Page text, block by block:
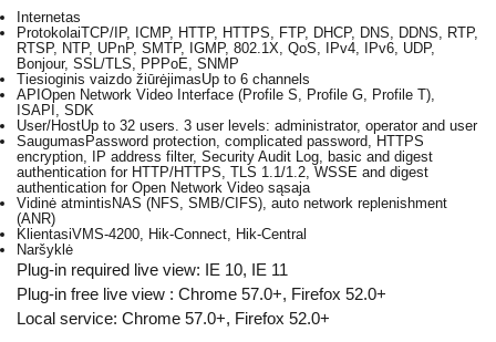
Internetas
ProtokolaiTCP/IP, ICMP, HTTP, HTTPS, FTP, DHCP, DNS, DDNS, RTP,
RTSP, NTP, UPnP, SMTP, IGMP, 802.1X, QoS, IPv4, IPv6, UDP,
Bonjour, SSL/TLS, PPPoE, SNMP
Tiesioginis vaizdo žiūrėjimasUp to 6 channels
APIOpen Network Video Interface (Profile S, Profile G, Profile T),
ISAPI, SDK
User/HostUp to 32 users. 3 user levels: administrator, operator and user
SaugumasPassword protection, complicated password, HTTPS
encryption, IP address filter, Security Audit Log, basic and digest
authentication for HTTP/HTTPS, TLS 1.1/1.2, WSSE and digest
authentication for Open Network Video sąsaja
Vidinė atmintisNAS (NFS, SMB/CIFS), auto network replenishment
(ANR)
KlientasiVMS-4200, Hik-Connect, Hik-Central
Naršyklė
Plug-in required live view: IE 10, IE 11
Plug-in free live view : Chrome 57.0+, Firefox 52.0+
Local service: Chrome 57.0+, Firefox 52.0+